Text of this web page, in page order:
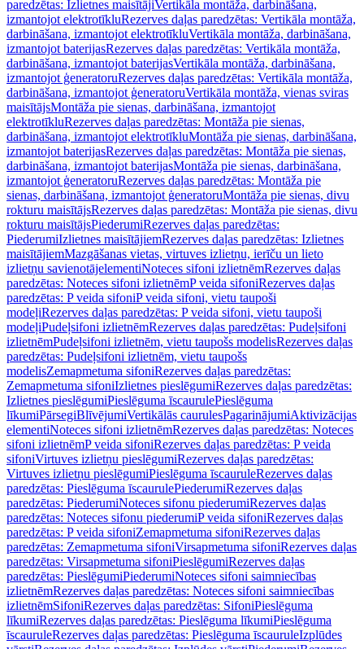
paredzētas: Izlietnes maisītājiVertikāla montāža, darbināšana,
izmantojot elektrotīkluRezerves daļas paredzētas: Vertikāla montāža,
darbināšana, izmantojot elektrotīkluVertikāla montāža, darbināšana,
izmantojot baterijasRezerves daļas paredzētas: Vertikāla montāža,
darbināšana, izmantojot baterijasVertikāla montāža, darbināšana,
izmantojot ģeneratoruRezerves daļas paredzētas: Vertikāla montāža,
darbināšana, izmantojot ģeneratoruVertikāla montāža, vienas sviras
maisītājsMontāža pie sienas, darbināšana, izmantojot
elektrotīkluRezerves daļas paredzētas: Montāža pie sienas,
darbināšana, izmantojot elektrotīkluMontāža pie sienas, darbināšana,
izmantojot baterijasRezerves daļas paredzētas: Montāža pie sienas,
darbināšana, izmantojot baterijasMontāža pie sienas, darbināšana,
izmantojot ģeneratoruRezerves daļas paredzētas: Montāža pie
sienas, darbināšana, izmantojot ģeneratoruMontāža pie sienas, divu
rokturu maisītājsRezerves daļas paredzētas: Montāža pie sienas, divu
rokturu maisītājsPiederumiRezerves daļas paredzētas:
PiederumiIzlietnes maisītājiemRezerves daļas paredzētas: Izlietnes
maisītājiemMazgāšanas vietas, virtuves izlietņu, ierīču un lieto
izlietņu savienotājelementiNoteces sifoni izlietnēmRezerves daļas
paredzētas: Noteces sifoni izlietnēmP veida sifoniRezerves daļas
paredzētas: P veida sifoniP veida sifoni, vietu taupoši
modeļiRezerves daļas paredzētas: P veida sifoni, vietu taupoši
modeļiPudeļsifoni izlietnēmRezerves daļas paredzētas: Pudeļsifoni
izlietnēmPudeļsifoni izlietnēm, vietu taupošs modelisRezerves daļas
paredzētas: Pudeļsifoni izlietnēm, vietu taupošs
modelisZemapmetuma sifoniRezerves daļas paredzētas:
Zemapmetuma sifoniIzlietnes pieslēgumiRezerves daļas paredzētas:
Izlietnes pieslēgumiPieslēguma īscaurulePieslēguma
līkumiPārsegiBlīvējumiVertikālās caurulesPagarinājumiAktivizācijas
elementiNoteces sifoni izlietnēmRezerves daļas paredzētas: Noteces
sifoni izlietnēmP veida sifoniRezerves daļas paredzētas: P veida
sifoniVirtuves izlietņu pieslēgumiRezerves daļas paredzētas:
Virtuves izlietņu pieslēgumiPieslēguma īscauruleRezerves daļas
paredzētas: Pieslēguma īscaurulePiederumiRezerves daļas
paredzētas: PiederumiNoteces sifonu piederumiRezerves daļas
paredzētas: Noteces sifonu piederumiP veida sifoniRezerves daļas
paredzētas: P veida sifoniZemapmetuma sifoniRezerves daļas
paredzētas: Zemapmetuma sifoniVirsapmetuma sifoniRezerves daļas
paredzētas: Virsapmetuma sifoniPieslēgumiRezerves daļas
paredzētas: PieslēgumiPiederumiNoteces sifoni saimniecības
izlietnēmRezerves daļas paredzētas: Noteces sifoni saimniecības
izlietnēmSifoniRezerves daļas paredzētas: SifoniPieslēguma
līkumiRezerves daļas paredzētas: Pieslēguma līkumiPieslēguma
īscauruleRezerves daļas paredzētas: Pieslēguma īscauruleIzplūdes